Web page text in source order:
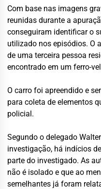
Com base nas imagens
reunidas durante a
conseguiram identificar o
utilizado nos episódios. O
de uma terceira pessoa
encontrado em um ferro-
O carro foi apreendido e
para coleta de elementos
policial.
Segundo o delegado
investigação, há indícios
parte do investigado. As
não é isolado e que ao
semelhantes já foram